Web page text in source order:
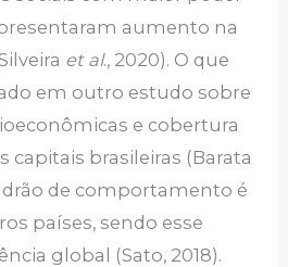
aumento na
et al., 2020). O que
em outro estudo sobre
e cobertura
capitais brasileiras (Barata
de comportamento é
países, sendo esse
global (Sato, 2018).